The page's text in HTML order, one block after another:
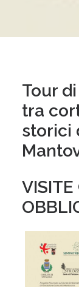
Tour
tra
storici
VISITE